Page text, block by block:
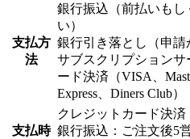
支払方
法
銀行振込（前払いも
い）
銀行引き落とし（申請
サブスクリプション
ード決済（VISA、
Express、Diners Club）
支払時
クレジットカード決
銀行振込：ご注文後5